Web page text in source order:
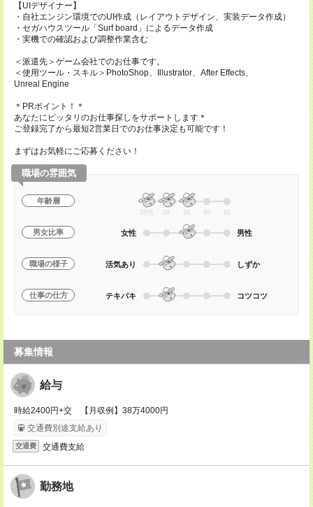
【UIデザイナー】
・自社エンジン環境でのUI作成（レイアウトデザイン、実装データ作成）
・セガハウスツール「Surf board」によるデータ作成
・実機での確認および調整作業含む
＜派遣先＞ゲーム会社でのお仕事です。
＜使用ツール・スキル＞PhotoShop、Illustrator、After Effects、
Unreal Engine
＊PRポイント！＊
あなたにピッタリのお仕事探しをサポートします＊
ご登録完了から最短2営業日でのお仕事決定も可能です！
まずはお気軽にご応募ください！
職場の雰囲気
年齢層
20代 30 40 50 60
男女比率 女性 男性
職場の様子 活気あり しずか
仕事の仕方 テキパキ コツコツ
募集情報
給与
時給2400円+交 【月収例】38万4000円
交通費別途支給あり
交通費 交通費支給
勤務地